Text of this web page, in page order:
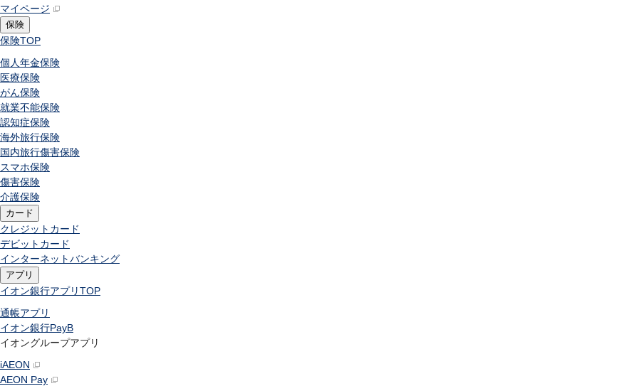
マイページ
保険
保険TOP
個人年金保険
医療保険
がん保険
就業不能保険
認知症保険
海外旅行保険
国内旅行傷害保険
スマホ保険
傷害保険
介護保険
カード
クレジットカード
デビットカード
インターネットバンキング
アプリ
イオン銀行アプリTOP
通帳アプリ
イオン銀行PayB
イオングループアプリ
iAEON
AEON Pay